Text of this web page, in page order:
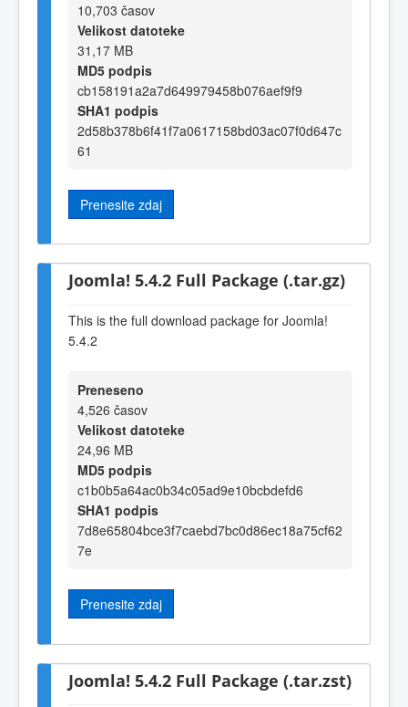
10,703 časov
Velikost datoteke
31,17 MB
MD5 podpis
cb158191a2a7d649979458b076aef9f9
SHA1 podpis
2d58b378b6f41f7a0617158bd03ac07f0d647c
61
Prenesite zdaj
Joomla! 5.4.2 Full Package (.tar.gz)
This is the full download package for Joomla!
5.4.2
Preneseno
4,526 časov
Velikost datoteke
24,96 MB
MD5 podpis
c1b0b5a64ac0b34c05ad9e10bcbdefd6
SHA1 podpis
7d8e65804bce3f7caebd7bc0d86ec18a75cf62
7e
Prenesite zdaj
Joomla! 5.4.2 Full Package (.tar.zst)